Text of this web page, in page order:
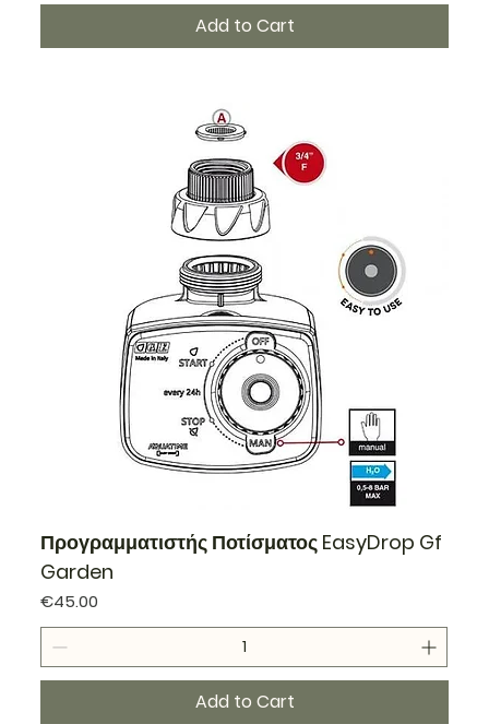
Add to Cart
Προγραμματιστής Ποτίσματος EasyDrop Gf
Garden
Price
€45.00
Add to Cart